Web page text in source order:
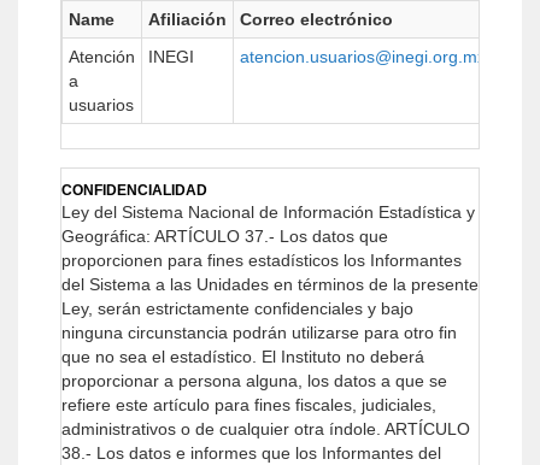
Name Afiliación Correo electrónico
Atención
a
usuarios
INEGI atencion.usuarios@inegi.org.mx
CONFIDENCIALIDAD
Ley del Sistema Nacional de Información Estadística y
Geográfica: ARTÍCULO 37.- Los datos que
proporcionen para fines estadísticos los Informantes
del Sistema a las Unidades en términos de la presente
Ley, serán estrictamente confidenciales y bajo
ninguna circunstancia podrán utilizarse para otro fin
que no sea el estadístico. El Instituto no deberá
proporcionar a persona alguna, los datos a que se
refiere este artículo para fines fiscales, judiciales,
administrativos o de cualquier otra índole. ARTÍCULO
38.- Los datos e informes que los Informantes del